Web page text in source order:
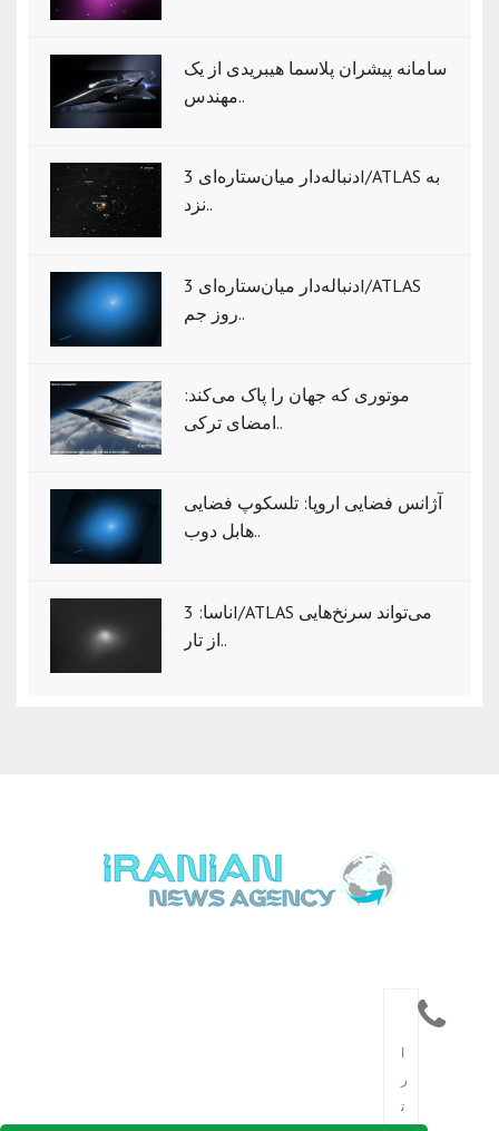
سامانه پیشران پلاسما هیبریدی از یک
مهندس..
دنباله‌دار میان‌ستاره‌ای 3I/ATLAS به
نزد..
دنباله‌دار میان‌ستاره‌ای 3I/ATLAS
روز جم..
موتوری که جهان را پاک می‌کند:
امضای ترکی..
آژانس فضایی اروپا: تلسکوپ فضایی
هابل دوب..
ناسا: 3I/ATLAS می‌تواند سرنخ‌هایی
از تار..
ا
ر
ت